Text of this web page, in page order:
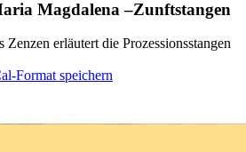
Magdalena –Zunftstangen
erläutert die Prozessionsstangen
Format speichern